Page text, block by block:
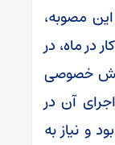
مصوبه،
و ۱۶۰ ساعت کار در ماه، در
خصوصی
آن در
و نیاز به